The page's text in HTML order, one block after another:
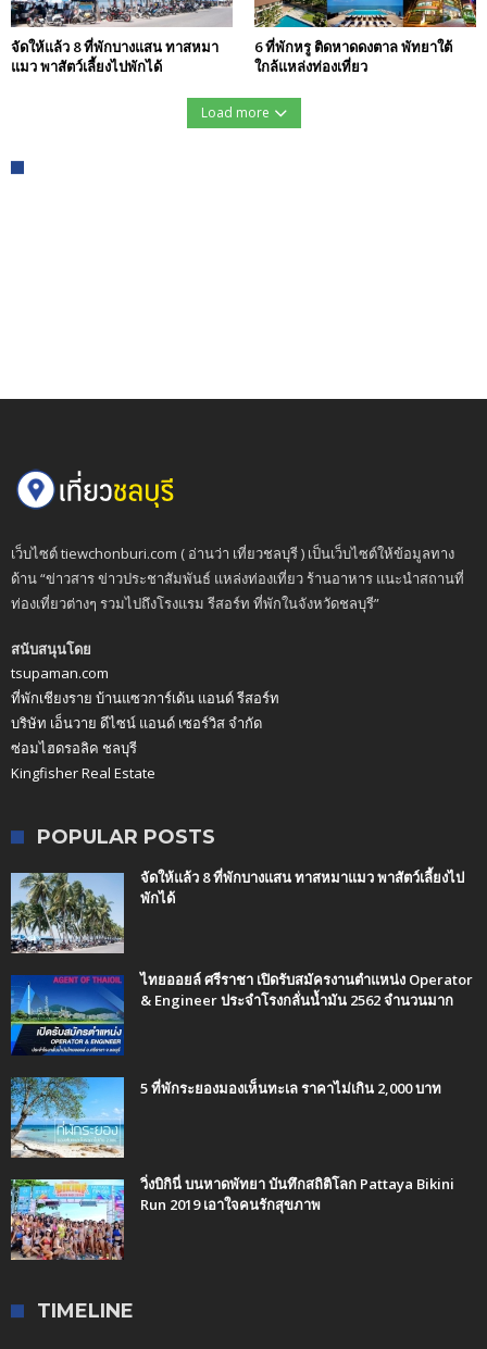
จัดให้แล้ว 8 ที่พักบางแสน ทาสหมา
แมว พาสัตว์เลี้ยงไปพักได้
6 ที่พักหรู ติดหาดดงตาล พัทยาใต้
ใกล้แหล่งท่องเที่ยว
Load more
เว็บไซต์ tiewchonburi.com ( อ่านว่า เที่ยวชลบุรี ) เป็นเว็บไซต์ให้ข้อมูลทาง
ด้าน “ข่าวสาร ข่าวประชาสัมพันธ์ แหล่งท่องเที่ยว ร้านอาหาร แนะนำสถานที่
ท่องเที่ยวต่างๆ รวมไปถึงโรงแรม รีสอร์ท ที่พักในจังหวัดชลบุรี”
สนับสนุนโดย
tsupaman.com
ที่พักเชียงราย บ้านแซวการ์เด้น แอนด์ รีสอร์ท
บริษัท เอ็นวาย ดีไซน์ แอนด์ เซอร์วิส จำกัด
ซ่อมไฮดรอลิค ชลบุรี
Kingfisher Real Estate
POPULAR POSTS
จัดให้แล้ว 8 ที่พักบางแสน ทาสหมาแมว พาสัตว์เลี้ยงไป
พักได้
ไทยออยล์ ศรีราชา เปิดรับสมัครงานตำแหน่ง Operator
& Engineer ประจำโรงกลั่นน้ำมัน 2562 จำนวนมาก
5 ที่พักระยองมองเห็นทะเล ราคาไม่เกิน 2,000 บาท
วิ่งบิกินี่ บนหาดพัทยา บันทึกสถิติโลก Pattaya Bikini
Run 2019 เอาใจคนรักสุขภาพ
TIMELINE